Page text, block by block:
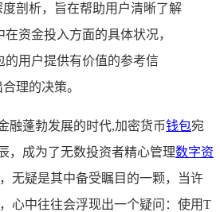
剖析，旨在帮助用户清晰了解
资金投入方面的具体状况，
的用户提供有价值的参考信
理的决策。
融蓬勃发展的时代,加密货币钱包宛
，成为了无数投资者精心管理数字资
无疑是其中备受瞩目的一颗，当许
心中往往会浮现出一个疑问：使用T